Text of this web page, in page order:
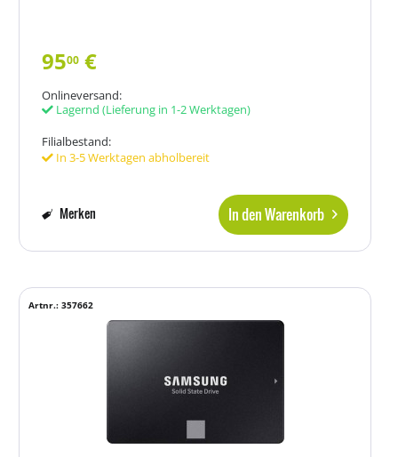
9500 €
Onlineversand:
Lagernd (Lieferung in 1-2 Werktagen)
Filialbestand:
In 3-5 Werktagen abholbereit
In den Warenkorb
Merken
Artnr.: 357662